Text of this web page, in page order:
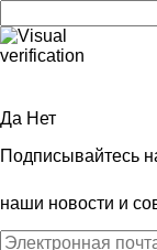
Да Нет
Подписывайтесь
наши новости и